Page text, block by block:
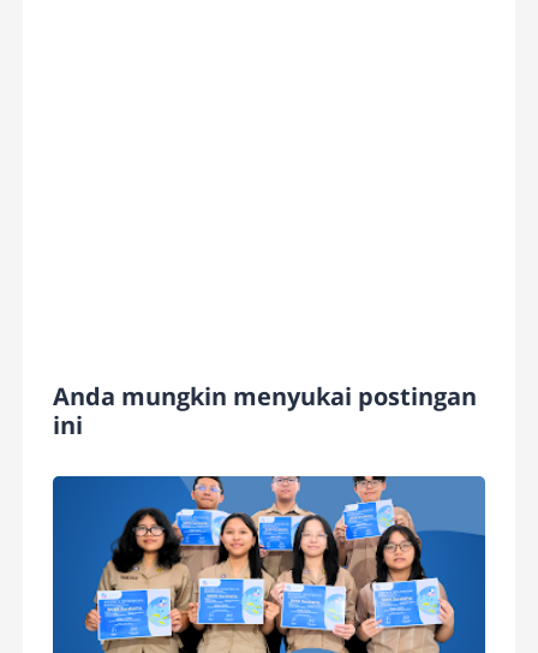
Anda mungkin menyukai postingan
ini